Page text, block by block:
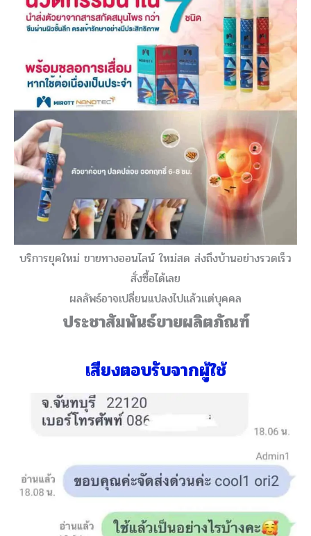
บริการยุคใหม่ ขายทางออนไลน์ ใหม่สด ส่งถึงบ้านอย่างรวดเร็ว
สั่งซื้อได้เลย
ผลลัพธ์อาจเปลี่ยนแปลงไปแล้วแต่บุคคล
ประชาสัมพันธ์ขายผลิตภัณฑ์
เสียงตอบรับจากผู้ใช้